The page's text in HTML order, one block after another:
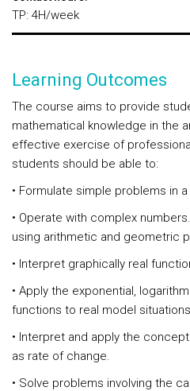
TP: 4H/week
Learning Outcomes
The course aims to provide
mathematical knowledge in the
effective exercise of
students should be able to:
• Formulate simple problems in
• Operate with complex
using arithmetic and geometric
• Interpret graphically real
• Apply the exponential,
functions to real model
• Interpret and apply the
as rate of change.
• Solve problems involving the